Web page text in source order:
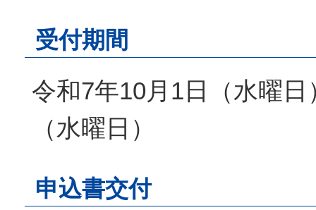
受付期間
令和7年10月1日（水曜
（水曜日）
申込書交付